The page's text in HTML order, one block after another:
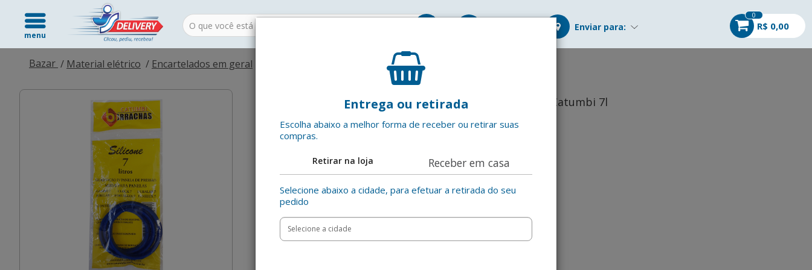
menu
Enviar para:
0
R$ 0,00
Entrega ou retirada
Escolha abaixo a melhor forma de receber ou retirar suas
compras.
Retirar na loja Receber em casa
Selecione abaixo a cidade, para efetuar a retirada do seu
pedido
Bazar Material elétrico Encartelados em geral
Guarnição para Panela de Pressão Silicone Borrachas Catumbi 7l
Add
to
cart
Product
ActionsAdicionar